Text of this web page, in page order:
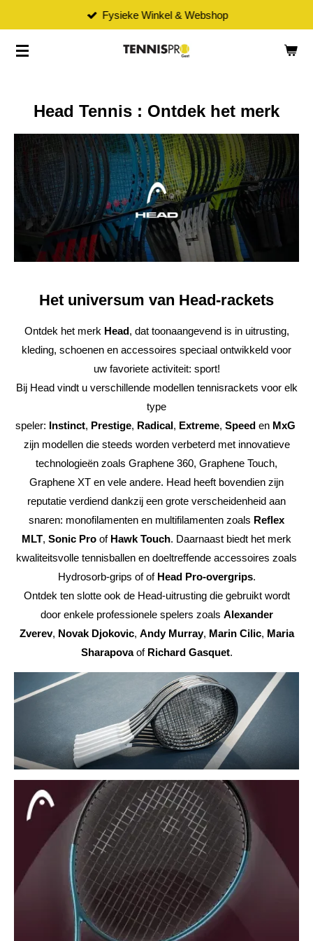
naar
Fysieke Winkel & Webshop
Head Tennis : Ontdek het merk
Het universum van Head-rackets
Ontdek het merk Head, dat toonaangevend is in uitrusting,
kleding, schoenen en accessoires speciaal ontwikkeld voor
uw favoriete activiteit: sport!
Bij Head vindt u verschillende modellen tennisrackets voor elk
type
speler: Instinct, Prestige, Radical, Extreme, Speeden MxG
zijn modellen die steeds worden verbeterd met innovatieve
technologieën zoals Graphene 360, Graphene Touch,
Graphene XT en vele andere. Head heeft bovendien zijn
reputatie verdiend dankzij een grote verscheidenheid aan
snaren: monofilamenten en multifilamenten zoals Reflex
MLT, Sonic Pro of Hawk Touch. Daarnaast biedt het merk
kwaliteitsvolle tennisballen en doeltreffende accessoires zoals
Hydrosorb-grips of of Head Pro-overgrips.
Ontdek ten slotte ook de Head-uitrusting die gebruikt wordt
door enkele professionele spelers zoals Alexander
Zverev, Novak Djokovic, Andy Murray, Marin Cilic, Maria
Sharapovaof Richard Gasquet.